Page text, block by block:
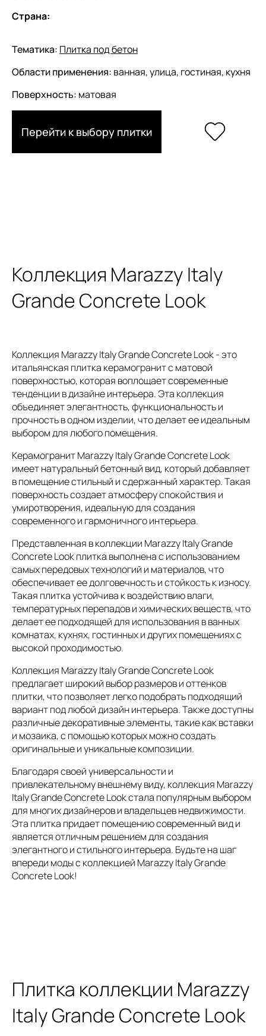
Страна:
Тематика: Плитка под бетон
Области применения: ванная, улица, гостиная, кухня
Поверхность: матовая
Перейти к выбору плитки
Коллекция Marazzy Italy
Grande Concrete Look
Коллекция Marazzy Italy Grande Concrete Look - это
итальянская плитка керамогранит с матовой
поверхностью, которая воплощает современные
тенденции в дизайне интерьера. Эта коллекция
объединяет элегантность, функциональность и
прочность в одном изделии, что делает ее идеальным
выбором для любого помещения.
Керамогранит Marazzy Italy Grande Concrete Look
имеет натуральный бетонный вид, который добавляет
в помещение стильный и сдержанный характер. Такая
поверхность создает атмосферу спокойствия и
умиротворения, идеальную для создания
современного и гармоничного интерьера.
Представленная в коллекции Marazzy Italy Grande
Concrete Look плитка выполнена с использованием
самых передовых технологий и материалов, что
обеспечивает ее долговечность и стойкость к износу.
Такая плитка устойчива к воздействию влаги,
температурных перепадов и химических веществ, что
делает ее подходящей для использования в ванных
комнатах, кухнях, гостинных и других помещениях с
высокой проходимостью.
Коллекция Marazzy Italy Grande Concrete Look
предлагает широкий выбор размеров и оттенков
плитки, что позволяет легко подобрать подходящий
вариант под любой дизайн интерьера. Также доступны
различные декоративные элементы, такие как вставки
и мозаика, с помощью которых можно создать
оригинальные и уникальные композиции.
Благодаря своей универсальности и
привлекательному внешнему виду, коллекция Marazzy
Italy Grande Concrete Look стала популярным выбором
для многих дизайнеров и владельцев недвижимости.
Эта плитка придает помещению современный вид и
является отличным решением для создания
элегантного и стильного интерьера. Будьте на шаг
впереди моды с коллекцией Marazzy Italy Grande
Concrete Look!
Плитка коллекции Marazzy
Italy Grande Concrete Look